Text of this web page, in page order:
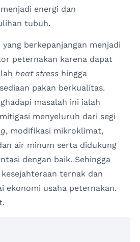
energi dan
tubuh.
berkepanjangan menjadi
peternakan karena dapat
heat stress hingga
pakan berkualitas.
masalah ini ialah
menyeluruh dari segi
, modifikasi mikroklimat,
air minum serta didukung
dengan baik. Sehingga
ternak dan
ekonomi usaha peternakan.